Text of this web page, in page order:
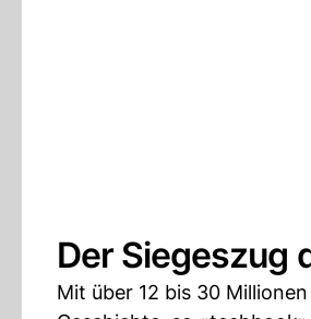
Der Siegeszug
Mit über 12 bis 30